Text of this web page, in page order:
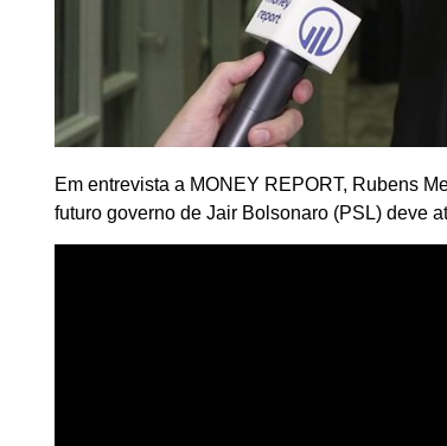
Em entrevista a MONEY REPORT, Rubens
futuro governo de Jair Bolsonaro (PSL) deve